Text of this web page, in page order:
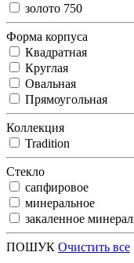
золото 750
Форма корпуса
Квадратная
Круглая
Овальная
Прямоугольная
Коллекция
Tradition
Стекло
сапфировое
минеральное
закаленное
ПОШУК Очистить все